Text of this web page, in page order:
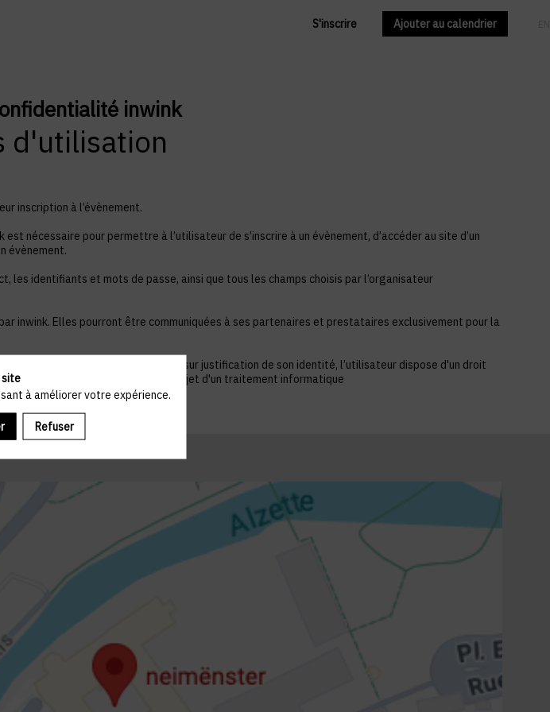
S'inscrire Ajouter au calendrier
inwink
d'utilisation
inscription à l’évènement.
nécessaire pour permettre à l’utilisateur de s’inscrire à un évènement, d’accéder au site d’un
évènement.
les identifiants et mots de passe, ainsi que tous les champs choisis par l’organisateur
inwink. Elles pourront être communiquées à ses partenaires et prestataires exclusivement pour la
loi n°2004-801 du 6 août 2004, sur justification de son identité, l’utilisateur dispose d'un droit
données le concernant fassent l'objet d'un traitement informatique
site
à améliorer votre expérience.
Refuser